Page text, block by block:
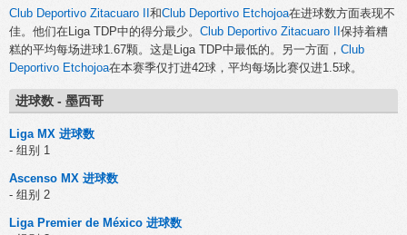
Club Deportivo Zitacuaro II 和Club Deportivo Etchojoa在进球数方面表现不
佳。他们在Liga TDP中的得分最少。 Club Deportivo Zitacuaro II 保持着糟
糕的平均每场进球1.67颗。这是Liga TDP中最低的。另一方面， Club
Deportivo Etchojoa在本赛季仅打进42球，平均每场比赛仅进1.5球。
进球数 - 墨西哥
Liga MX 进球数
- 组别 1
Ascenso MX 进球数
- 组别 2
Liga Premier de México 进球数